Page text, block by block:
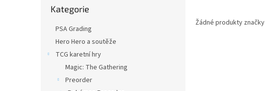
kategorie
Kategorie
PSA Grading
Hero Hero a soutěže
TCG karetní hry
Magic: The Gathering
Preorder
Žádné produkty značky